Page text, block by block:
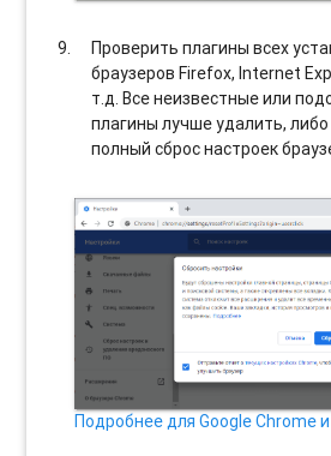
Проверить плагины всех
браузеров Firefox, Internet
т.д. Все неизвестные или
плагины лучше удалить,
полный сброс настроек
Подробнее для Google Chrome